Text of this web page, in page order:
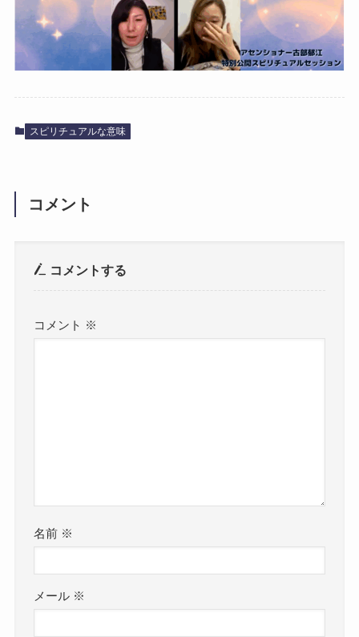
スピリチュアルな意味
コメント
コメントする
コメント ※
名前 ※
メール ※